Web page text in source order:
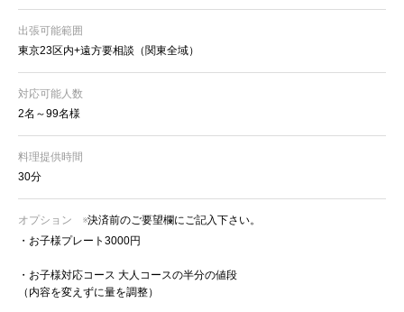
出張可能範囲
東京23区内+遠方要相談（関東全域）
対応可能人数
2名～99名様
料理提供時間
30分
オプション ※決済前のご要望欄にご記入下さい。
・お子様プレート3000円
・お子様対応コース 大人コースの半分の値段
（内容を変えずに量を調整）